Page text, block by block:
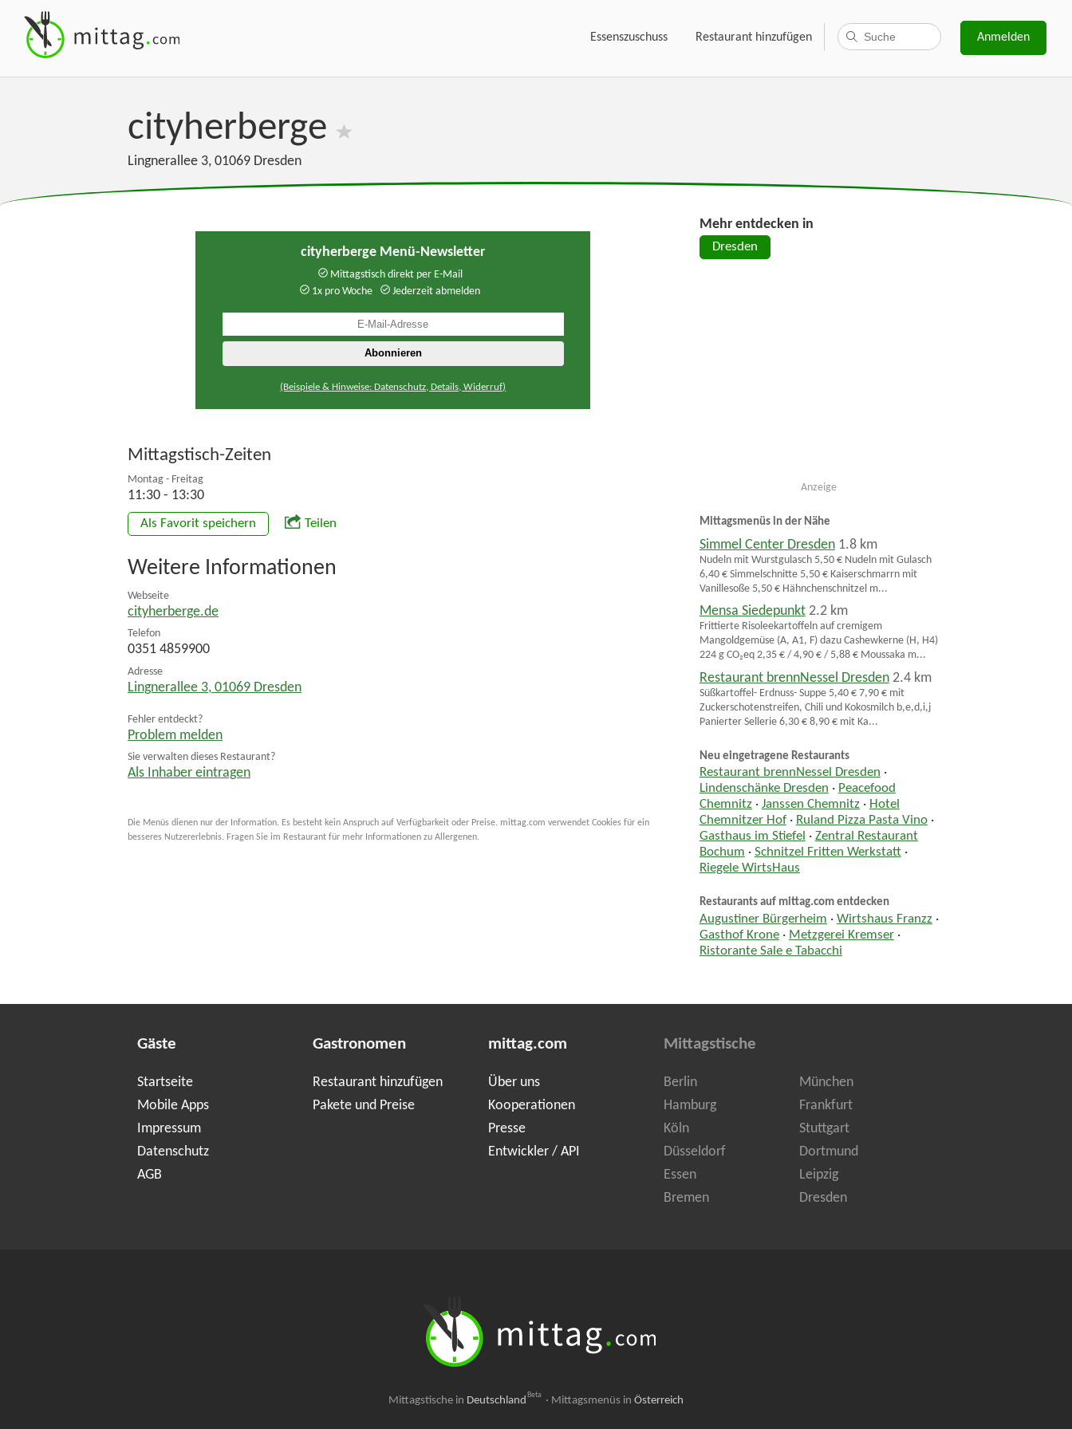
Essenszuschuss Restaurant hinzufügen Anmelden
cityherberge
Lingnerallee 3, 01069 Dresden
cityherberge Menü-Newsletter
Mittagstisch direkt per E-Mail
1x pro Woche
Jederzeit abmelden
(Beispiele & Hinweise: Datenschutz, Details, Widerruf)
Mittagstisch-Zeiten
Montag - Freitag
11:30 - 13:30
Als Favorit speichern Teilen
Weitere Informationen
Webseite
cityherberge.de
Telefon
0351 4859900
Adresse
Lingnerallee 3, 01069 Dresden
Fehler entdeckt?
Problem melden
Sie verwalten dieses Restaurant?
Als Inhaber eintragen
Die Menüs dienen nur der Information. Es besteht kein Anspruch auf Verfügbarkeit oder Preise. mittag.com verwendet Cookies für ein
besseres Nutzererlebnis. Fragen Sie im Restaurant für mehr Informationen zu Allergenen.
Mehr entdecken in
Dresden
Anzeige
Mittagsmenüs in der Nähe
Simmel Center Dresden 1.8 km
Nudeln mit Wurstgulasch 5,50 € Nudeln mit Gulasch
6,40 € Simmelschnitte 5,50 € Kaiserschmarrn mit
Vanillesoße 5,50 € Hähnchenschnitzel m...
Mensa Siedepunkt 2.2 km
Frittierte Risoleekartoffeln auf cremigem
Mangoldgemüse (A, A1, F) dazu Cashewkerne (H, H4)
224 g CO₂eq 2,35 € / 4,90 € / 5,88 € Moussaka m...
Restaurant brennNessel Dresden 2.4 km
Süßkartoffel- Erdnuss- Suppe 5,40 € 7,90 € mit
Zuckerschotenstreifen, Chili und Kokosmilch b,e,d,i,j
Panierter Sellerie 6,30 € 8,90 € mit Ka...
Neu eingetragene Restaurants
Restaurant brennNessel Dresden ·
Lindenschänke Dresden · Peacefood
Chemnitz· Janssen Chemnitz· Hotel
Chemnitzer Hof· Ruland Pizza Pasta Vino·
Gasthaus im Stiefel · Zentral Restaurant
Bochum · Schnitzel Fritten Werkstatt·
Riegele WirtsHaus
Restaurants auf mittag.com entdecken
Augustiner Bürgerheim · Wirtshaus Franzz·
Gasthof Krone· Metzgerei Kremser·
Ristorante Sale e Tabacchi
Gäste
Startseite
Mobile Apps
Impressum
Datenschutz
AGB
Gastronomen
Restaurant hinzufügen
Pakete und Preise
mittag.com
Über uns
Kooperationen
Presse
Entwickler / API
Mittagstische
Berlin
München
Hamburg
Frankfurt
Köln
Stuttgart
Düsseldorf
Dortmund
Essen
Leipzig
Bremen
Dresden
Mittagstische in Deutschland Beta · Mittagsmenüs in Österreich